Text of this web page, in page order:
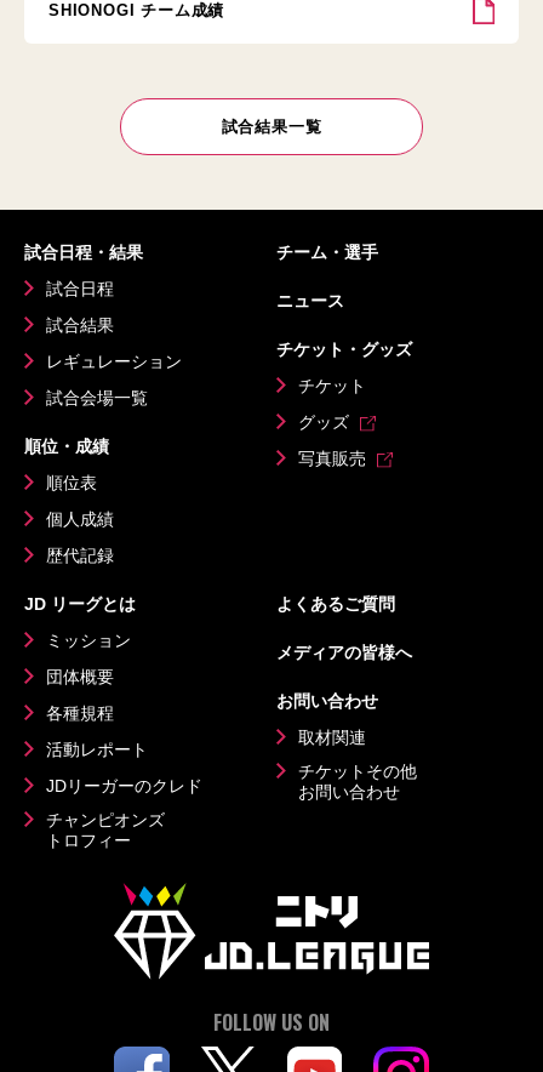
SHIONOGI チーム成績
試合結果一覧
試合日程・結果
試合日程
試合結果
レギュレーション
試合会場一覧
順位・成績
順位表
個人成績
歴代記録
チーム・選手
ニュース
チケット・グッズ
チケット
グッズ
写真販売
JD リーグとは
ミッション
団体概要
各種規程
活動レポート
JDリーガーのクレド
チャンピオンズ
トロフィー
よくあるご質問
メディアの皆様へ
お問い合わせ
取材関連
チケットその他
お問い合わせ
FOLLOW US ON